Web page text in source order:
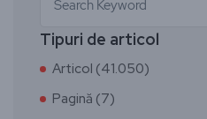
Tipuri de articol
Articol (41.050)
Pagină (7)